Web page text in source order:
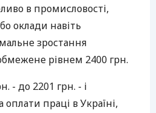
КАРТОК
ЩОМІСЯЧНИЙ ОГЛЯД
ПУТІВНИКИ ПО
БАНКІВСЬКИХ КАРТКАХ
в промисловості,
оклади навіть
зростання
рівнем 2400 грн.
- до 2201 грн. - і
праці в Україні,